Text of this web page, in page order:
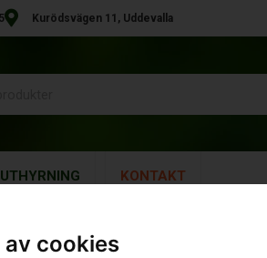
cookies
Kurödsvägen 11, Uddevalla
UTHYRNING KONTAKT